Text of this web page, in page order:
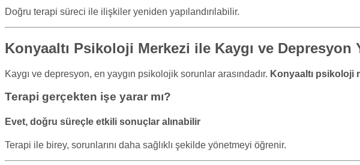
Doğru terapi süreci ile ilişkiler yeniden yapılandırılabilir.
Konyaaltı Psikoloji Merkezi ile Kaygı ve Depresyon
Kaygı ve depresyon, en yaygın psikolojik sorunlar arasındadır. Konyaaltı psikoloji
Terapi gerçekten işe yarar mı?
Evet, doğru süreçle etkili sonuçlar alınabilir
Terapi ile birey, sorunlarını daha sağlıklı şekilde yönetmeyi öğrenir.